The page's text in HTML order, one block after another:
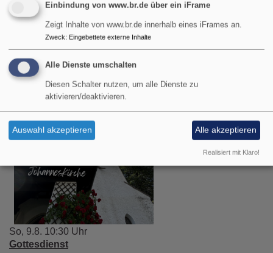
So, 9.8. 9 Uhr
Gottesdienst
Pfarrer Gottfried von Segnitz
So, 9.8. 10:30 Uhr
Gottesdienst
Einbindung von www.br.de über ein iFrame
Zeigt Inhalte von www.br.de innerhalb eines iFrames an.
Zweck: Eingebettete externe Inhalte
Alle Dienste umschalten
Diesen Schalter nutzen, um alle Dienste zu
aktivieren/deaktivieren.
Auswahl akzeptieren Alle akzeptieren
Realisiert mit Klaro!